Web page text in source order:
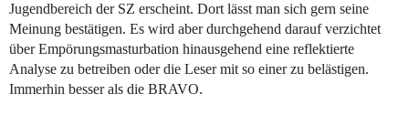
Jugendbereich der SZ erscheint. Dort lässt man sich gern seine
Meinung bestätigen. Es wird aber durchgehend darauf verzichtet
über Empörungsmasturbation hinausgehend eine reflektierte
Analyse zu betreiben oder die Leser mit so einer zu belästigen.
Immerhin besser als die BRAVO.